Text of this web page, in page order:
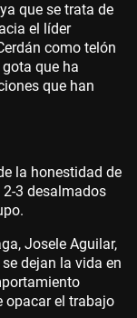
que se trata de
el líder
como telón
que ha
que han
la honestidad de
3 desalmados
Josele Aguilar,
dejan la vida en
opacar el trabajo